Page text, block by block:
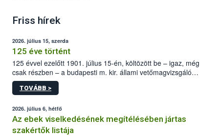
Friss hírek
2026. július 15, szerda
125 éve történt
125 évvel ezelőtt 1901. július 15-én, költözött be – igaz, még
csak részben – a budapesti m. kir. állami vetőmagvizsgáló
állomás a Kis Rókus utca 15. szám alatti, Czigler Győző által
tervezett új épületébe.
TOVÁBB >
2026. július 6, hétfő
Az ebek viselkedésének megítélésében jártas
szakértők listája